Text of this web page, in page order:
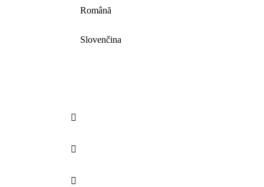
Română
Slovenčina


